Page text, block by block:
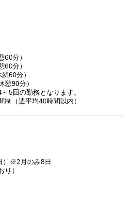
分）
分）
60分）
90分）
5回の勤務となります。
（週平均40時間以内）
）※2月のみ8日
り）